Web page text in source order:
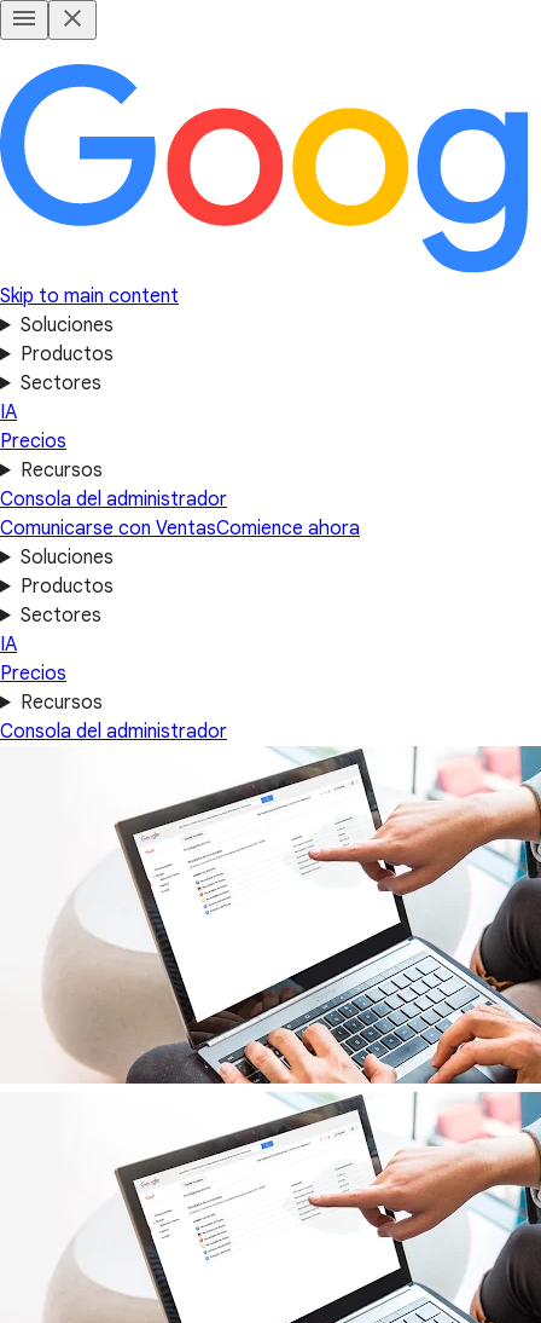
Skip to main content
Soluciones
Productos
Sectores
IA
Precios
Recursos
Consola del administrador
Comunicarse con VentasComience ahora
Soluciones
Productos
Sectores
IA
Precios
Recursos
Consola del administrador